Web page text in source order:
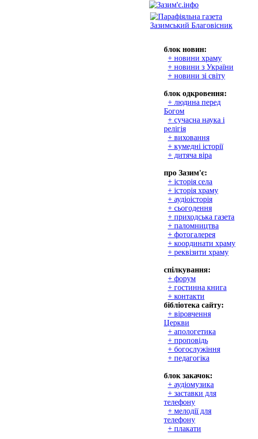
блок новин:
+ новини храму
+ новини з України
+ новини зі світу
блок одкровення:
+ людина перед
Богом
+ сучасна наука і
релігія
+ виховання
+ кумедні історії
+ дитяча віра
про Зазим'є:
+ історія села
+ історія храму
+ аудіоісторія
+ сьогодення
+ приходська газета
+ паломництва
+ фотогалерея
+ координати храму
+ реквізити храму
спілкування:
+ форум
+ гостинна книга
+ контакти
бібліотека сайту:
+ віровчення
Церкви
+ апологетика
+ проповідь
+ богослужіння
+ педагогіка
блок закачок:
+ аудіомузика
+ заставки для
телефону
+ мелодії для
телефону
+ плакати